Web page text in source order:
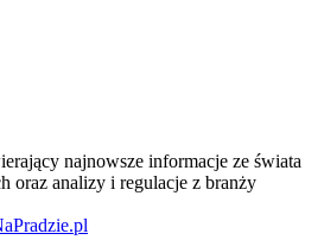
najnowsze informacje ze świata
oraz analizy i regulacje z branży